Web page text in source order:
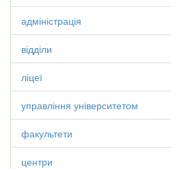
адміністрація
відділи
ліцеї
управління університетом
факультети
центри